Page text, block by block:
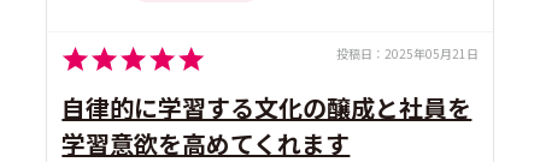
投稿日： 2025年05月21日
自律的に学習する文化の醸成と社員を
学習意欲を高めてくれます